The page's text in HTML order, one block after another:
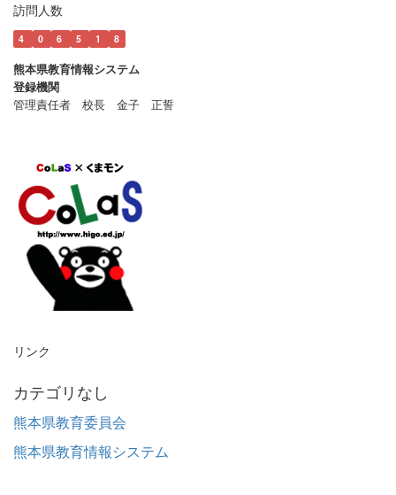
訪問人数
4 0 6 5 1 8
熊本県教育情報システム
登録機関
管理責任者 校長 金子 正誓
リンク
カテゴリなし
熊本県教育委員会
熊本県教育情報システム